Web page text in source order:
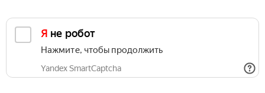
Я не робот
Нажмите, чтобы продолжить
Yandex SmartCaptcha